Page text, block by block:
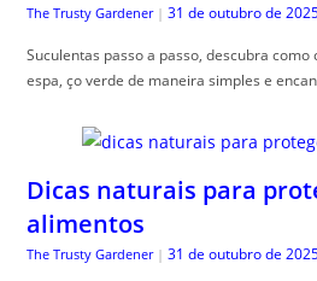
The Trusty Gardener | 31 de outubro de
Suculentas passo a passo, descubra
espa, ço verde de maneira simples e
Dicas naturais para
alimentos
The Trusty Gardener | 31 de outubro de